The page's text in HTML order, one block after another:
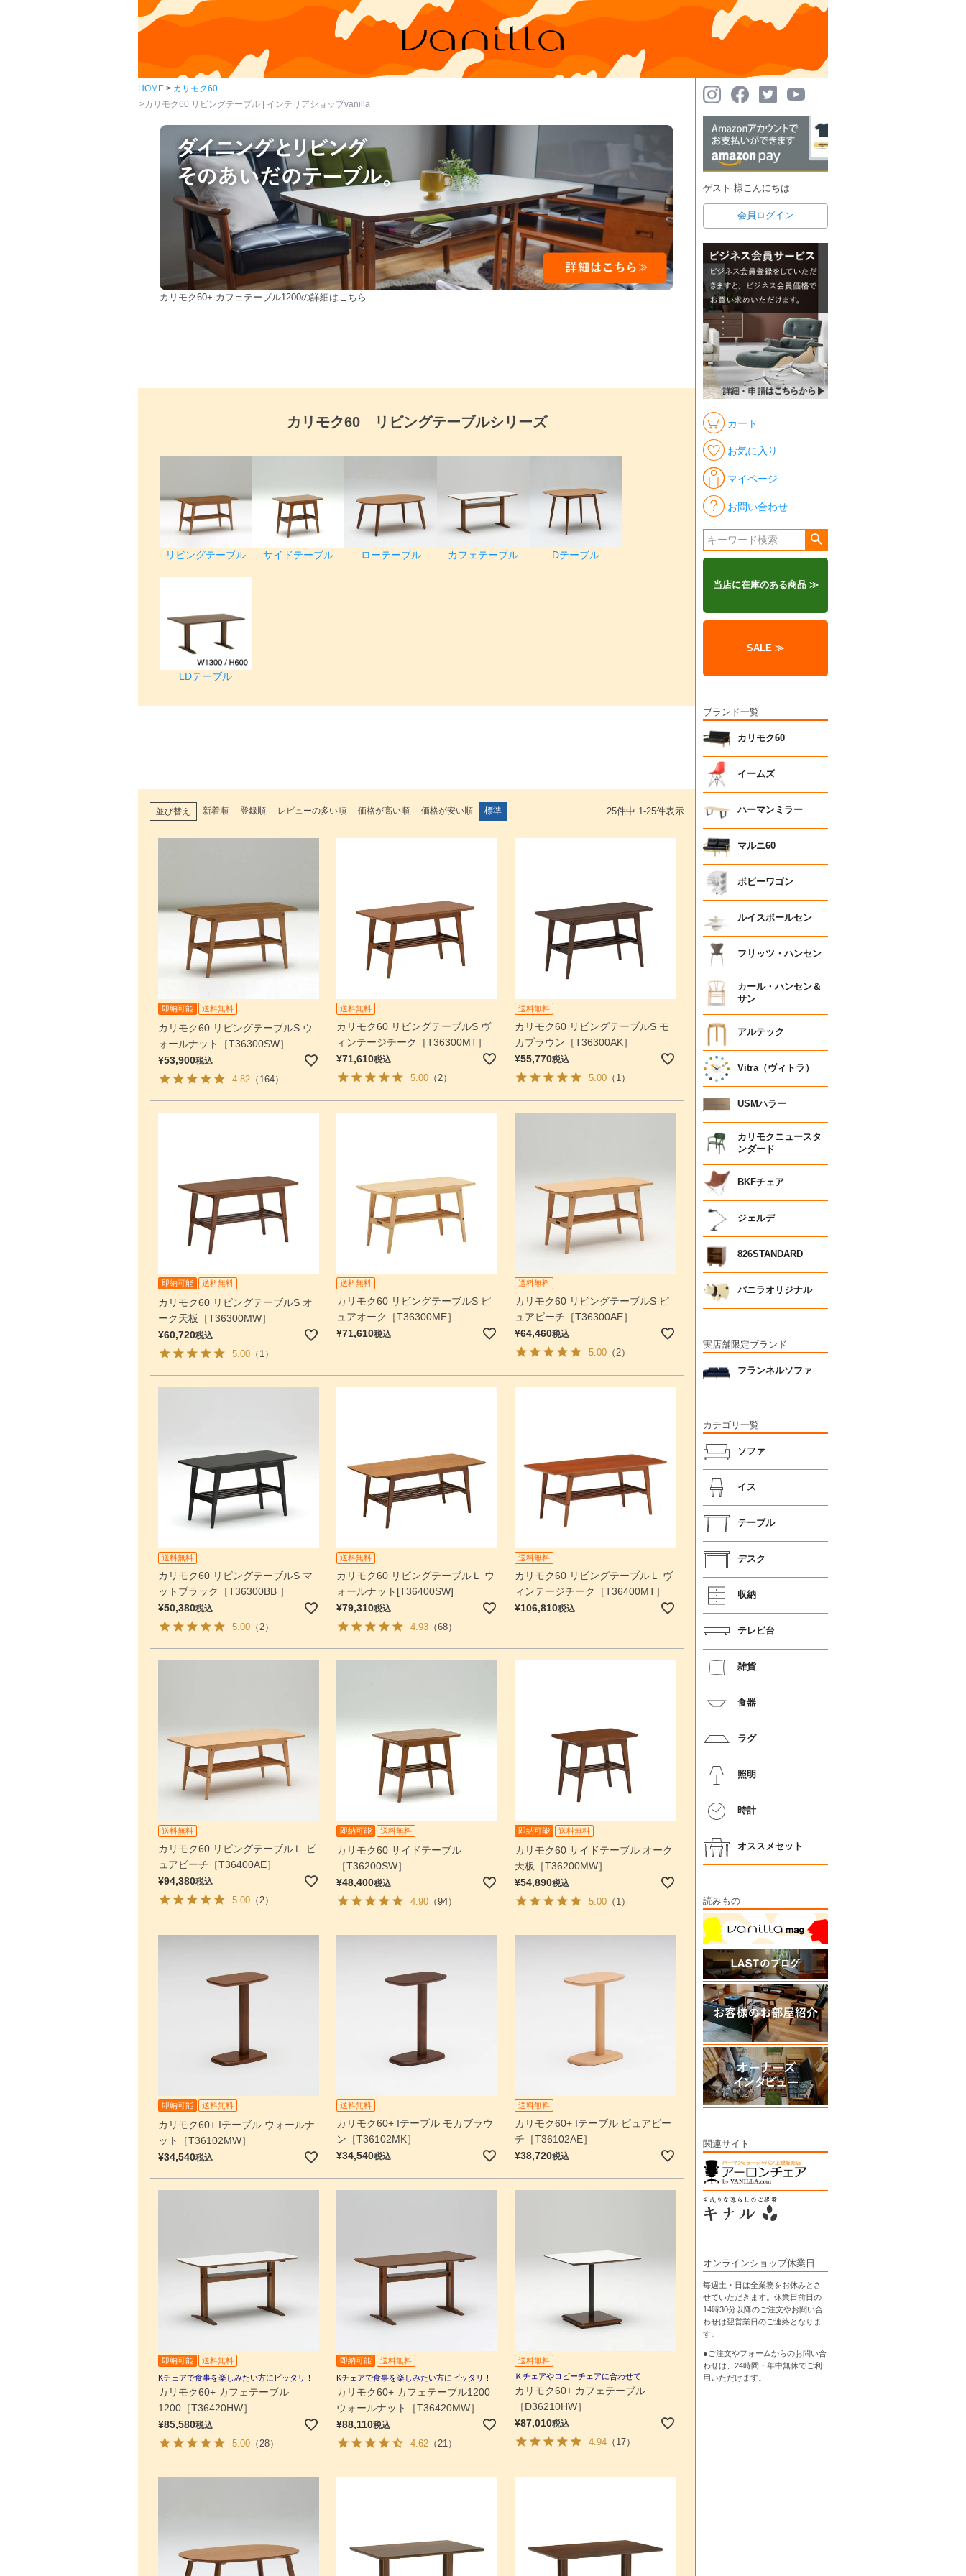
HOME
カリモク60
カリモク60 リビングテーブル | インテリアショップvanilla
カリモク60+ カフェテーブル1200の詳細はこちら
カリモク60 リビングテーブルシリーズ
リビングテーブル サイドテーブル ローテーブル カフェテーブル Dテーブル
LDテーブル
並び替え 新着順 登録順 レビューの多い順 価格が高い順 価格が安い順 標準 25件中 1-25件表示
即納可能 送料無料
カリモク60 リビングテーブルS ウ
ォールナット［T36300SW］
¥53,900税込
4.82（164）
送料無料
カリモク60 リビングテーブルS ヴ
ィンテージチーク［T36300MT］
¥71,610税込
5.00（2）
送料無料
カリモク60 リビングテーブルS モ
カブラウン［T36300AK］
¥55,770税込
5.00（1）
即納可能 送料無料
カリモク60 リビングテーブルS オ
ーク天板［T36300MW］
¥60,720税込
5.00（1）
送料無料
カリモク60 リビングテーブルS ピ
ュアオーク［T36300ME］
¥71,610税込
送料無料
カリモク60 リビングテーブルS ピ
ュアビーチ［T36300AE］
¥64,460税込
5.00（2）
送料無料
カリモク60 リビングテーブルS マ
ットブラック［T36300BB ］
¥50,380税込
5.00（2）
送料無料
カリモク60 リビングテーブルＬ ウ
ォールナット[T36400SW]
¥79,310税込
4.93（68）
送料無料
カリモク60 リビングテーブルＬ ヴ
ィンテージチーク［T36400MT］
¥106,810税込
送料無料
カリモク60 リビングテーブルＬ ピ
ュアビーチ［T36400AE］
¥94,380税込
5.00（2）
即納可能 送料無料
カリモク60 サイドテーブル
［T36200SW］
¥48,400税込
4.90（94）
即納可能 送料無料
カリモク60 サイドテーブル オーク
天板［T36200MW］
¥54,890税込
5.00（1）
即納可能 送料無料
カリモク60+ Iテーブル ウォールナ
ット［T36102MW］
¥34,540税込
送料無料
カリモク60+ Iテーブル モカブラウ
ン［T36102MK］
¥34,540税込
送料無料
カリモク60+ Iテーブル ピュアビー
チ［T36102AE］
¥38,720税込
即納可能
送料無料
Kチェアで食事を楽しみたい方にピッタリ！
カリモク60+ カフェテーブル
1200［T36420HW］
¥85,580税込
5.00（28）
即納可能
送料無料
Kチェアで食事を楽しみたい方にピッタリ！
カリモク60+ カフェテーブル1200
ウォールナット［T36420MW］
¥88,110税込
4.62（21）
送料無料
Ｋチェアやロビーチェアに合わせて
カリモク60+ カフェテーブル
［D36210HW］
¥87,010税込
4.94（17）
ゲスト 様こんにちは
会員ログイン
カート
お気に入り
マイページ
お問い合わせ
当店に在庫のある商品 ≫
SALE ≫
ブランド一覧
カリモク60
イームズ
ハーマンミラー
マルニ60
ボビーワゴン
ルイスポールセン
フリッツ・ハンセン
カール・ハンセン＆
サン
アルテック
Vitra（ヴィトラ）
USMハラー
カリモクニュースタ
ンダード
BKFチェア
ジェルデ
826STANDARD
バニラオリジナル
実店舗限定ブランド
フランネルソファ
カテゴリ一覧
ソファ
イス
テーブル
デスク
収納
テレビ台
雑貨
食器
ラグ
照明
時計
オススメセット
読みもの
関連サイト
オンラインショップ休業日
毎週土・日は全業務をお休みとさ
せていただきます。休業日前日の
14時30分以降のご注文やお問い合
わせは翌営業日のご連絡となりま
す。
●ご注文やフォームからのお問い合
わせは、 24時間・年中無休でご利
用いただけます。